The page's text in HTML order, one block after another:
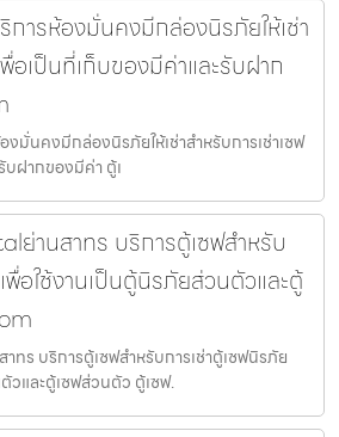
การห้องมั่นคงมีกล่องนิรภัยให้เช่า
พื่อเป็นที่เก็บของมีค่าและรับฝาก
งมั่นคงมีกล่องนิรภัยให้เช่าสำหรับการเช่าเซฟ
บฝากของมีค่า ตู้เ
ย่านสาทร บริการตู้เซฟสำหรับ
พื่อใช้งานเป็นตู้นิรภัยส่วนตัวและตู้
ร บริการตู้เซฟสำหรับการเช่าตู้เซฟนิรภัย
วและตู้เซฟส่วนตัว ตู้เซฟ.